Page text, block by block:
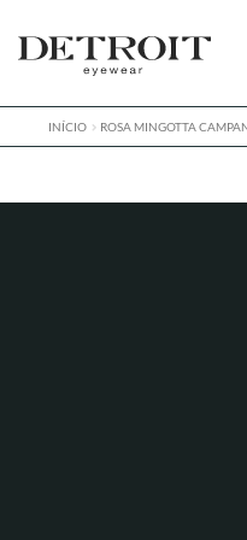
navegação
o
conteúdo
INÍCIO ROSA MINGOTTA